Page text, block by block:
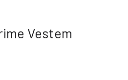
Vestem